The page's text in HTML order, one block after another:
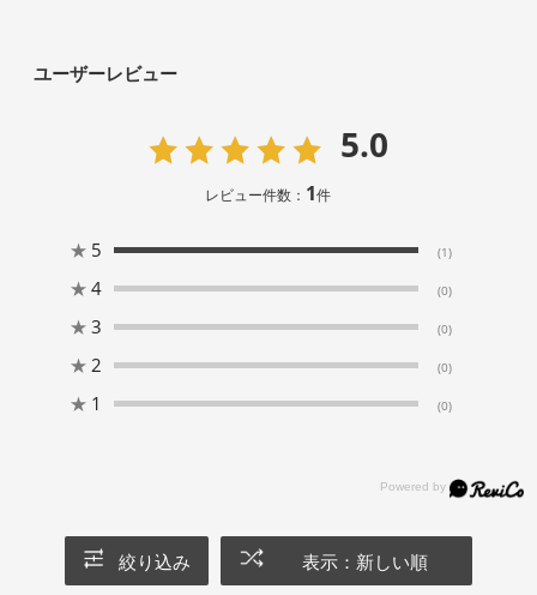
ユーザーレビュー
5.0
レビュー件数： 1件
★ 5 (1)
★ 4 (0)
★ 3 (0)
★ 2 (0)
★ 1 (0)
絞り込み 表示：新しい順